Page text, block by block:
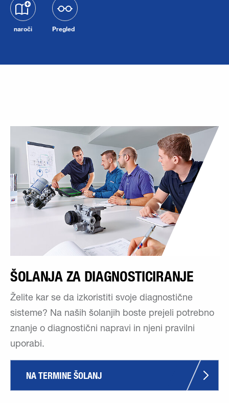
naroči Pregled
ŠOLANJA ZA DIAGNOSTICIRANJE
Želite kar se da izkoristiti svoje diagnostične
sisteme? Na naših šolanjih boste prejeli potrebno
znanje o diagnostični napravi in njeni pravilni
uporabi.
NA TERMINE ŠOLANJ